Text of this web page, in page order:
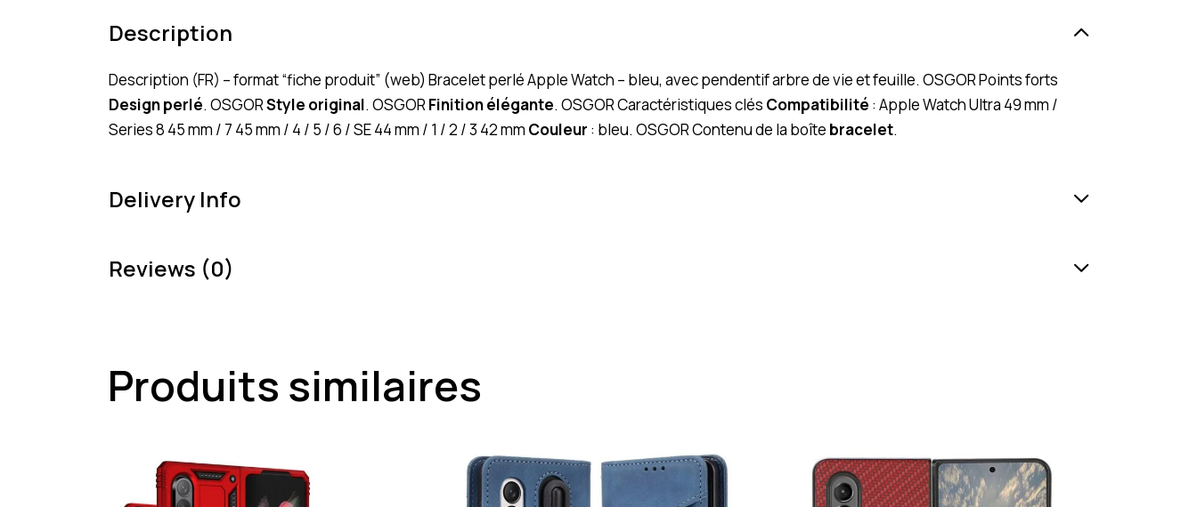
Description
Description (FR) – format “fiche produit” (web) Bracelet perlé Apple Watch – bleu, avec pendentif arbre de vie et feuille. OSGOR Points forts
Design perlé. OSGORStyle original. OSGORFinition élégante. OSGOR Caractéristiques clés Compatibilité : Apple Watch Ultra 49 mm /
Series 8 45 mm / 7 45 mm / 4 / 5 / 6 / SE 44 mm / 1 / 2 / 3 42 mm Couleur : bleu. OSGOR Contenu de la boîte bracelet.
Delivery Info
Reviews (0)
Produits similaires